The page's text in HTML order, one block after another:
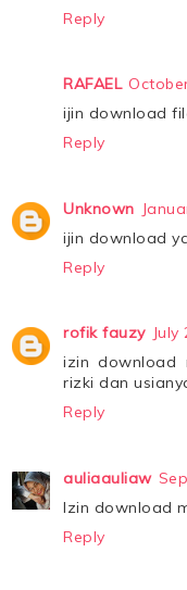
Reply
RAFAEL
ijin download
Reply
Unknown
ijin download
Reply
rofik fauzy July
izin download
rizki dan
Reply
auliaauliaw
Izin download
Reply